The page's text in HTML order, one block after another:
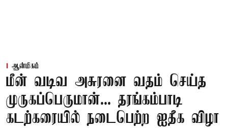
ஆன்மிகம்
மீன் வடிவ அசுரனை வதம் செய்த
முருகப்பெருமான்... தரங்கம்பாடி
கடற்கரையில் நடைபெற்ற ஐதீக விழா